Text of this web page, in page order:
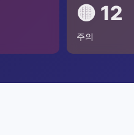
🟡 12
주의